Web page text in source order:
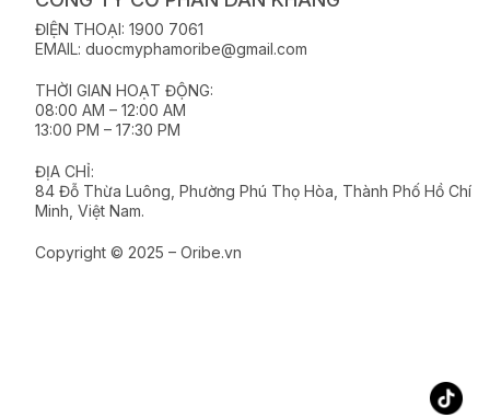
ĐIỆN THOẠI: 1900 7061
EMAIL: duocmyphamoribe@gmail.com
THỜI GIAN HOẠT ĐỘNG:
08:00 AM – 12:00 AM
13:00 PM – 17:30 PM
ĐỊA CHỈ:
84 Đỗ Thừa Luông, Phường Phú Thọ Hòa, Thành Phố Hồ Chí
Minh, Việt Nam.
Copyright © 2025 – Oribe.vn